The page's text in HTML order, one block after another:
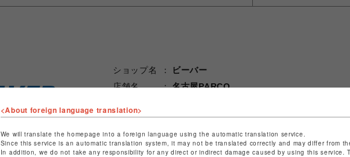
ショップ名
ビーバー
店舗名
名古屋PARCO
特定商取引法など法令に基づく表記は
<About foreign language translation>
We will translate the homepage into a foreign language using the automatic translation service.
Since this service is an automatic translation system, it may not be translated correctly and may differ from
In addition, we do not take any responsibility for any direct or indirect damage caused by using this service.